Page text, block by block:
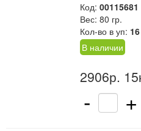
Код: 00115681
Вес: 80 гр.
Кол-во в уп:
В наличии
2906р.
- +